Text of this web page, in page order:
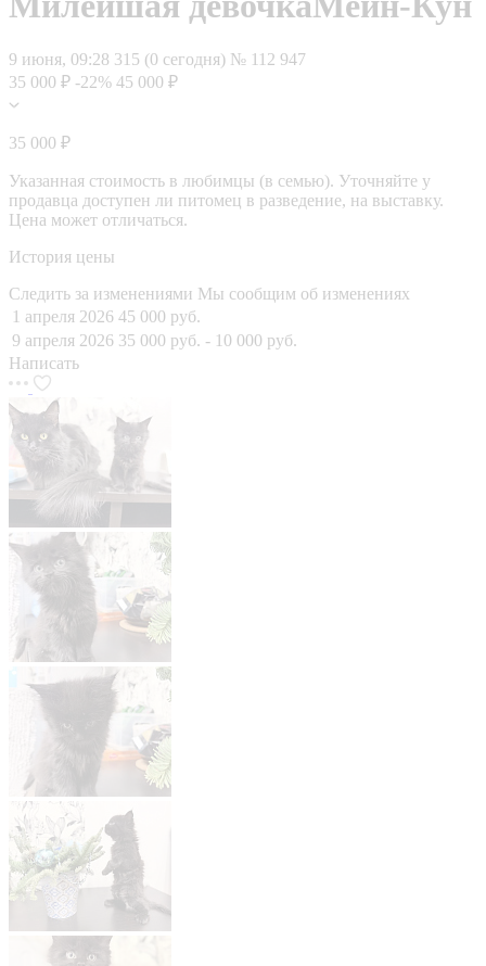
9 июня, 09:28 315 (0 сегодня) № 112 947
35 000 ₽ -22% 45 000 ₽
35 000 ₽
Указанная стоимость в любимцы (в семью). Уточняйте у
продавца доступен ли питомец в разведение, на выставку.
Цена может отличаться.
История цены
Следить за изменениями Мы сообщим об изменениях
1 апреля 2026 45 000 руб.
9 апреля 2026 35 000 руб. - 10 000 руб.
Написать